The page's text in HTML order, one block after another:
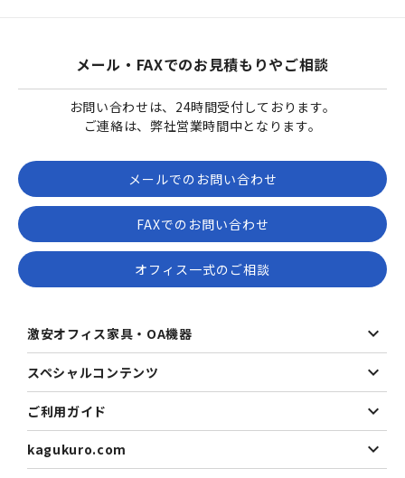
メール・FAXでのお見積もりやご相談
お問い合わせは、24時間受付しております。
ご連絡は、弊社営業時間中となります。
メールでのお問い合わせ
FAXでのお問い合わせ
オフィス一式のご相談
激安オフィス家具・OA機器
スペシャルコンテンツ
ご利用ガイド
kagukuro.com